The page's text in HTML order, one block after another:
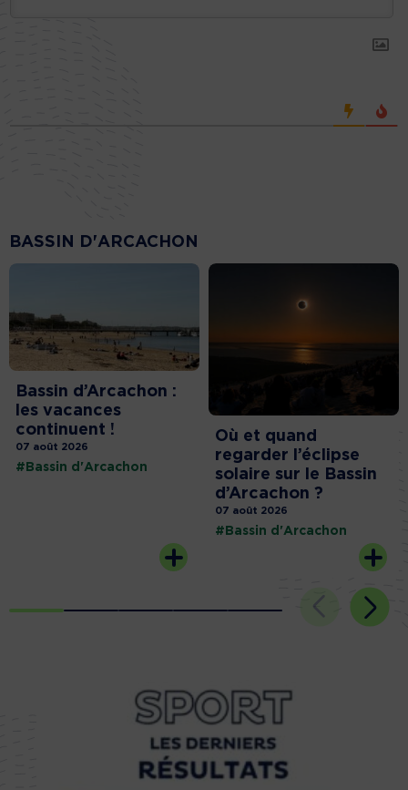
BASSIN D'ARCACHON
Bassin d’Arcachon :
les vacances
continuent !
07 août 2026
#Bassin d'Arcachon
Où et quand
regarder l’éclipse
solaire sur le Bassin
d’Arcachon ?
07 août 2026
#Bassin d'Arcachon